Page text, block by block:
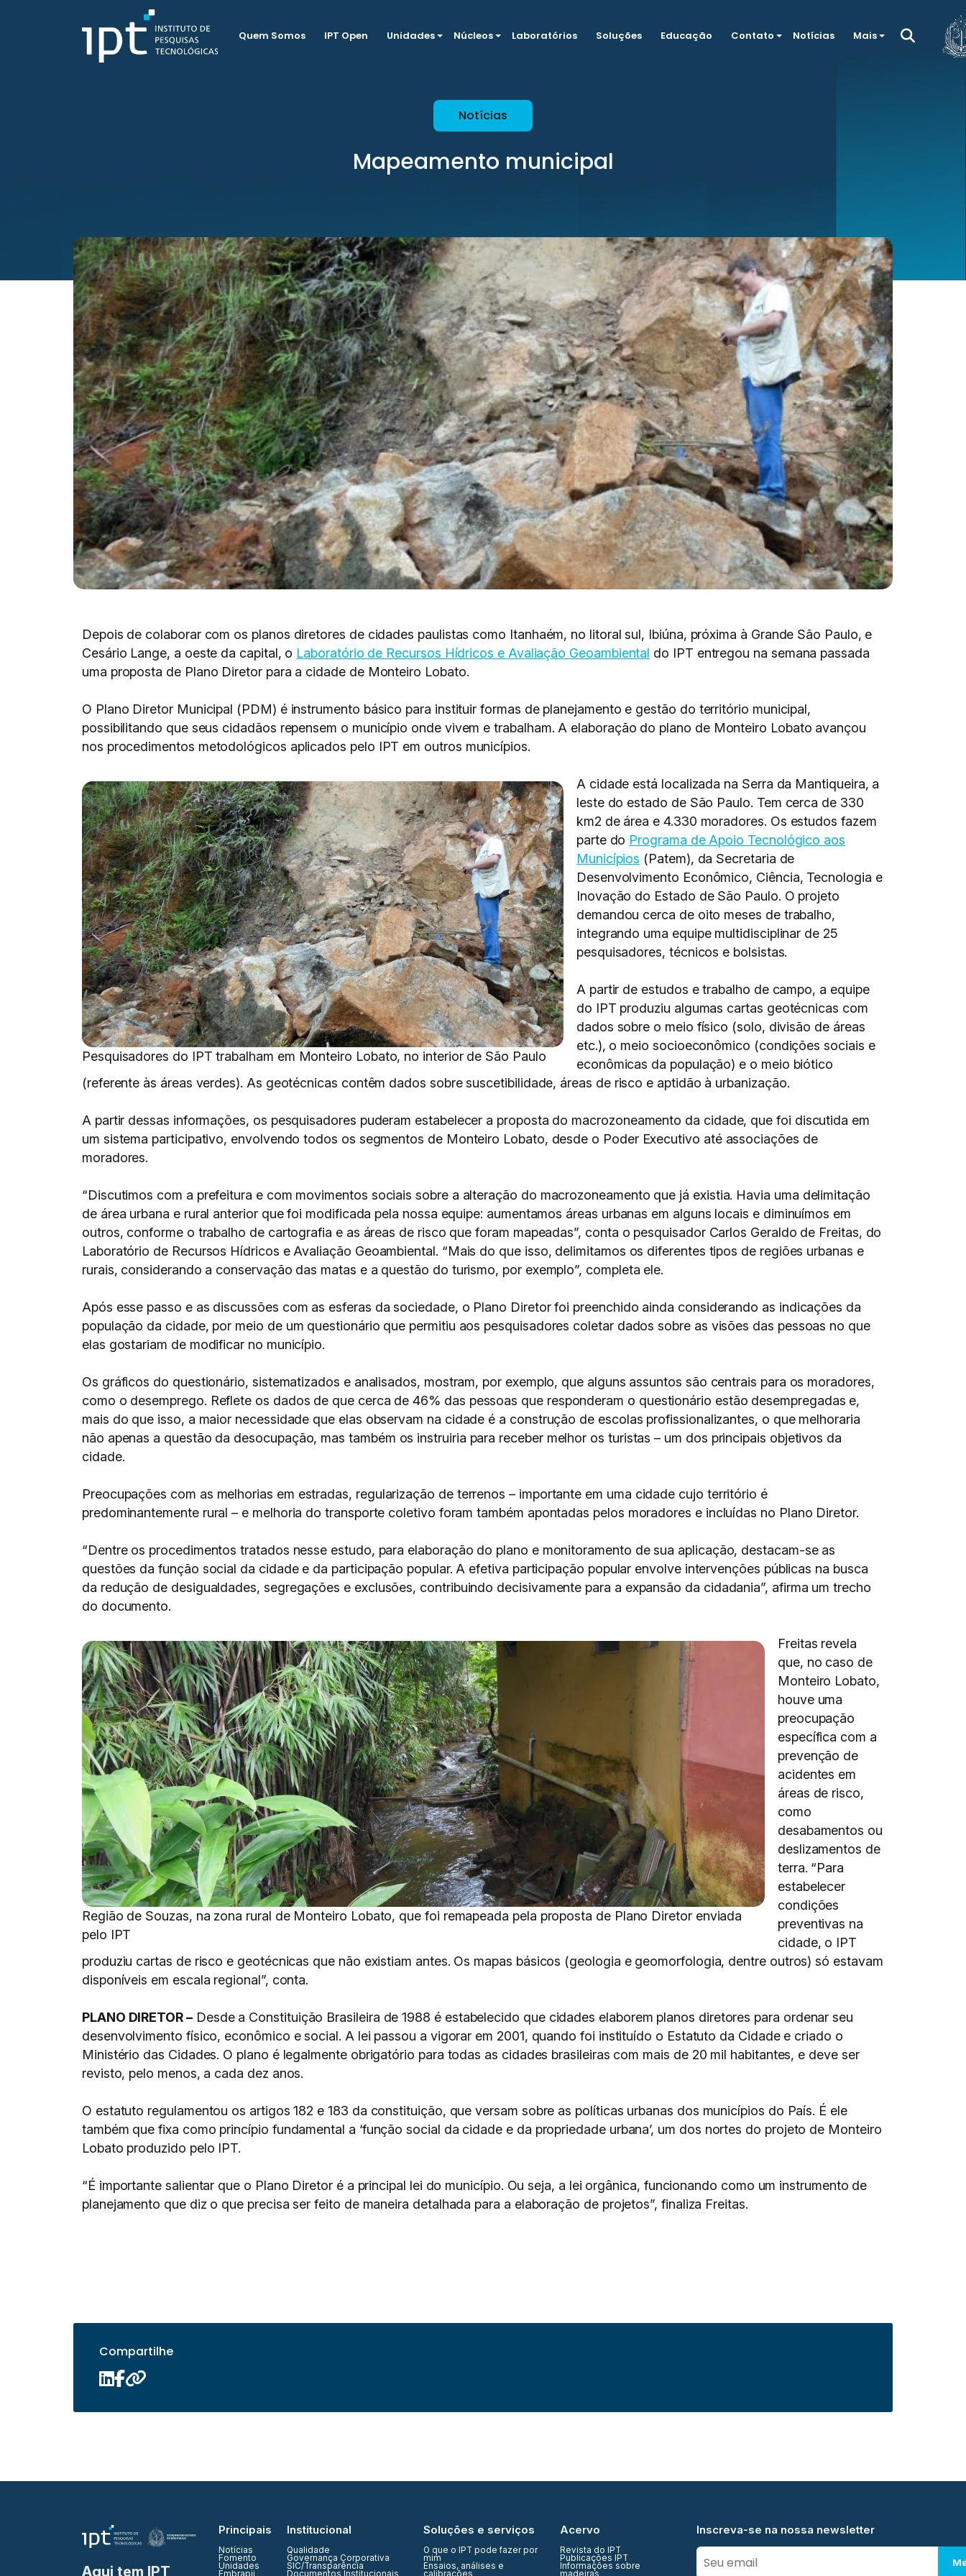
Quem Somos IPT Open Unidades Núcleos Laboratórios Soluções Educação Contato Notícias Mais
Notícias
Mapeamento municipal
Depois de colaborar com os planos diretores de cidades paulistas como Itanhaém, no litoral sul, Ibiúna, próxima à Grande São Paulo, e
Cesário Lange, a oeste da capital, o Laboratório de Recursos Hídricos e Avaliação Geoambiental do IPT entregou na semana passada
uma proposta de Plano Diretor para a cidade de Monteiro Lobato.
O Plano Diretor Municipal (PDM) é instrumento básico para instituir formas de planejamento e gestão do território municipal,
possibilitando que seus cidadãos repensem o município onde vivem e trabalham. A elaboração do plano de Monteiro Lobato avançou
nos procedimentos metodológicos aplicados pelo IPT em outros municípios.
Pesquisadores do IPT trabalham em Monteiro Lobato, no interior de São Paulo
A cidade está localizada na Serra da Mantiqueira, a
leste do estado de São Paulo. Tem cerca de 330
km2 de área e 4.330 moradores. Os estudos fazem
parte do Programa de Apoio Tecnológico aos
Municípios (Patem), da Secretaria de
Desenvolvimento Econômico, Ciência, Tecnologia e
Inovação do Estado de São Paulo. O projeto
demandou cerca de oito meses de trabalho,
integrando uma equipe multidisciplinar de 25
pesquisadores, técnicos e bolsistas.
A partir de estudos e trabalho de campo, a equipe
do IPT produziu algumas cartas geotécnicas com
dados sobre o meio físico (solo, divisão de áreas
etc.), o meio socioeconômico (condições sociais e
econômicas da população) e o meio biótico
(referente às áreas verdes). As geotécnicas contêm dados sobre suscetibilidade, áreas de risco e aptidão à urbanização.
A partir dessas informações, os pesquisadores puderam estabelecer a proposta do macrozoneamento da cidade, que foi discutida em
um sistema participativo, envolvendo todos os segmentos de Monteiro Lobato, desde o Poder Executivo até associações de
moradores.
“Discutimos com a prefeitura e com movimentos sociais sobre a alteração do macrozoneamento que já existia. Havia uma delimitação
de área urbana e rural anterior que foi modificada pela nossa equipe: aumentamos áreas urbanas em alguns locais e diminuímos em
outros, conforme o trabalho de cartografia e as áreas de risco que foram mapeadas”, conta o pesquisador Carlos Geraldo de Freitas, do
Laboratório de Recursos Hídricos e Avaliação Geoambiental. “Mais do que isso, delimitamos os diferentes tipos de regiões urbanas e
rurais, considerando a conservação das matas e a questão do turismo, por exemplo”, completa ele.
Após esse passo e as discussões com as esferas da sociedade, o Plano Diretor foi preenchido ainda considerando as indicações da
população da cidade, por meio de um questionário que permitiu aos pesquisadores coletar dados sobre as visões das pessoas no que
elas gostariam de modificar no município.
Os gráficos do questionário, sistematizados e analisados, mostram, por exemplo, que alguns assuntos são centrais para os moradores,
como o desemprego. Reflete os dados de que cerca de 46% das pessoas que responderam o questionário estão desempregadas e,
mais do que isso, a maior necessidade que elas observam na cidade é a construção de escolas profissionalizantes, o que melhoraria
não apenas a questão da desocupação, mas também os instruiria para receber melhor os turistas – um dos principais objetivos da
cidade.
Preocupações com as melhorias em estradas, regularização de terrenos – importante em uma cidade cujo território é
predominantemente rural – e melhoria do transporte coletivo foram também apontadas pelos moradores e incluídas no Plano Diretor.
“Dentre os procedimentos tratados nesse estudo, para elaboração do plano e monitoramento de sua aplicação, destacam-se as
questões da função social da cidade e da participação popular. A efetiva participação popular envolve intervenções públicas na busca
da redução de desigualdades, segregações e exclusões, contribuindo decisivamente para a expansão da cidadania”, afirma um trecho
do documento.
Região de Souzas, na zona rural de Monteiro Lobato, que foi remapeada pela proposta de Plano Diretor enviada
pelo IPT
Freitas revela
que, no caso de
Monteiro Lobato,
houve uma
preocupação
específica com a
prevenção de
acidentes em
áreas de risco,
como
desabamentos ou
deslizamentos de
terra. “Para
estabelecer
condições
preventivas na
cidade, o IPT
produziu cartas de risco e geotécnicas que não existiam antes. Os mapas básicos (geologia e geomorfologia, dentre outros) só estavam
disponíveis em escala regional”, conta.
PLANO DIRETOR –Desde a Constituição Brasileira de 1988 é estabelecido que cidades elaborem planos diretores para ordenar seu
desenvolvimento físico, econômico e social. A lei passou a vigorar em 2001, quando foi instituído o Estatuto da Cidade e criado o
Ministério das Cidades. O plano é legalmente obrigatório para todas as cidades brasileiras com mais de 20 mil habitantes, e deve ser
revisto, pelo menos, a cada dez anos.
O estatuto regulamentou os artigos 182 e 183 da constituição, que versam sobre as políticas urbanas dos municípios do País. É ele
também que fixa como princípio fundamental a ‘função social da cidade e da propriedade urbana’, um dos nortes do projeto de Monteiro
Lobato produzido pelo IPT.
“É importante salientar que o Plano Diretor é a principal lei do município. Ou seja, a lei orgânica, funcionando como um instrumento de
planejamento que diz o que precisa ser feito de maneira detalhada para a elaboração de projetos”, finaliza Freitas.
Compartilhe
Aqui tem IPT
Principais
Notícias
Fomento
Unidades
Embrapii
Institucional
Qualidade
Governança Corporativa
SIC/Transparência
Documentos Institucionais
Soluções e serviços
O que o IPT pode fazer por
mim
Ensaios, análises e
calibrações
Acervo
Revista do IPT
Publicações IPT
Informações sobre
madeiras
Inscreva-se na nossa newsletter